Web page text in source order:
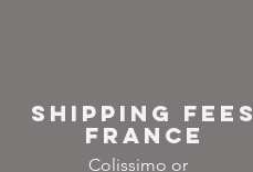
SHIPPING FEES
FRANCE
Colissimo or